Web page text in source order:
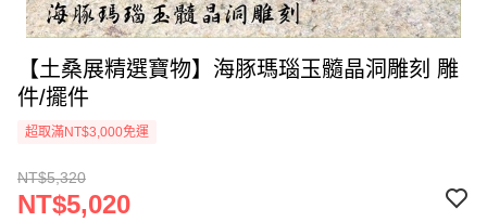
【土桑展精選寶物】海豚瑪瑙玉髓晶洞雕刻 雕
件/擺件
超取滿NT$3,000免運
NT$5,320
NT$5,020